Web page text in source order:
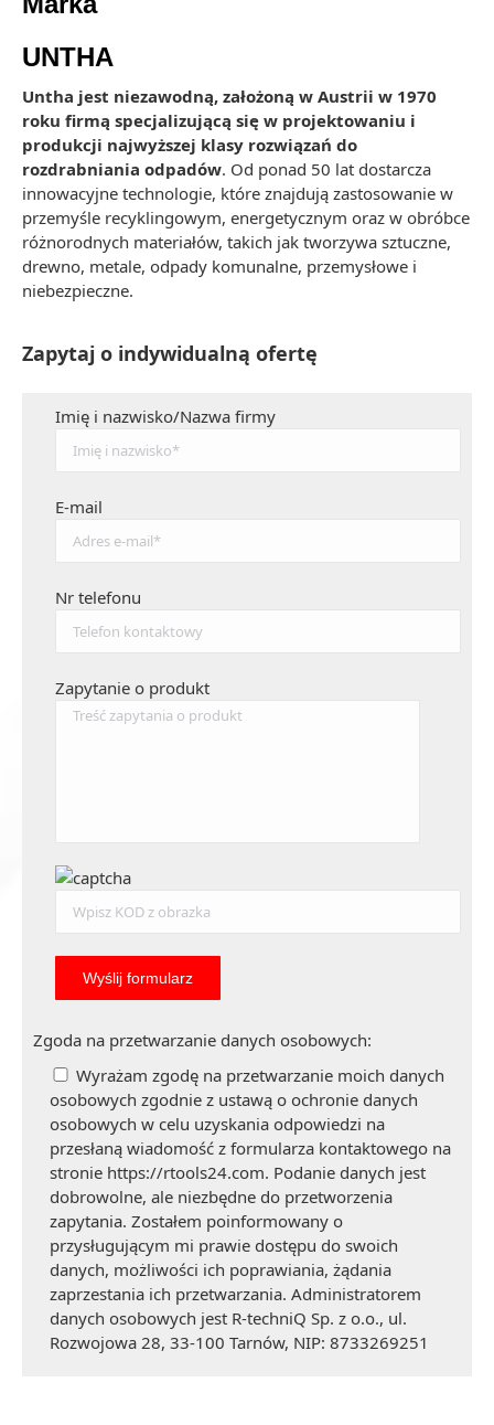
UNTHA
Untha jest niezawodną, założoną w Austrii w 1970
roku firmą specjalizującą się w projektowaniu i
produkcji najwyższej klasy rozwiązań do
rozdrabniania odpadów. Od ponad 50 lat dostarcza
innowacyjne technologie, które znajdują zastosowanie w
przemyśle recyklingowym, energetycznym oraz w obróbce
różnorodnych materiałów, takich jak tworzywa sztuczne,
drewno, metale, odpady komunalne, przemysłowe i
niebezpieczne.
Zapytaj o indywidualną ofertę
Imię i nazwisko/Nazwa firmy
E-mail
Nr telefonu
Zapytanie o produkt
Zgoda na przetwarzanie danych osobowych:
Wyrażam zgodę na przetwarzanie moich danych
osobowych zgodnie z ustawą o ochronie danych
osobowych w celu uzyskania odpowiedzi na
przesłaną wiadomość z formularza kontaktowego na
stronie https://rtools24.com. Podanie danych jest
dobrowolne, ale niezbędne do przetworzenia
zapytania. Zostałem poinformowany o
przysługującym mi prawie dostępu do swoich
danych, możliwości ich poprawiania, żądania
zaprzestania ich przetwarzania. Administratorem
danych osobowych jest R-techniQ Sp. z o.o., ul.
Rozwojowa 28, 33-100 Tarnów, NIP: 8733269251